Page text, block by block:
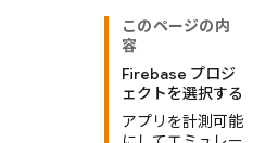
このページの内
容
Firebase プロジ
ェクトを選択する
アプリを計測可能